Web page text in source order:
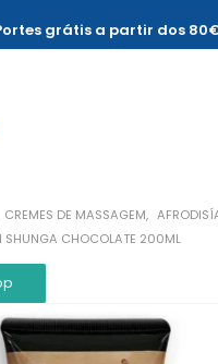
grátis a partir dos
CREMES DE MASSAGEM,
SHUNGA CHOCOLATE 200ML